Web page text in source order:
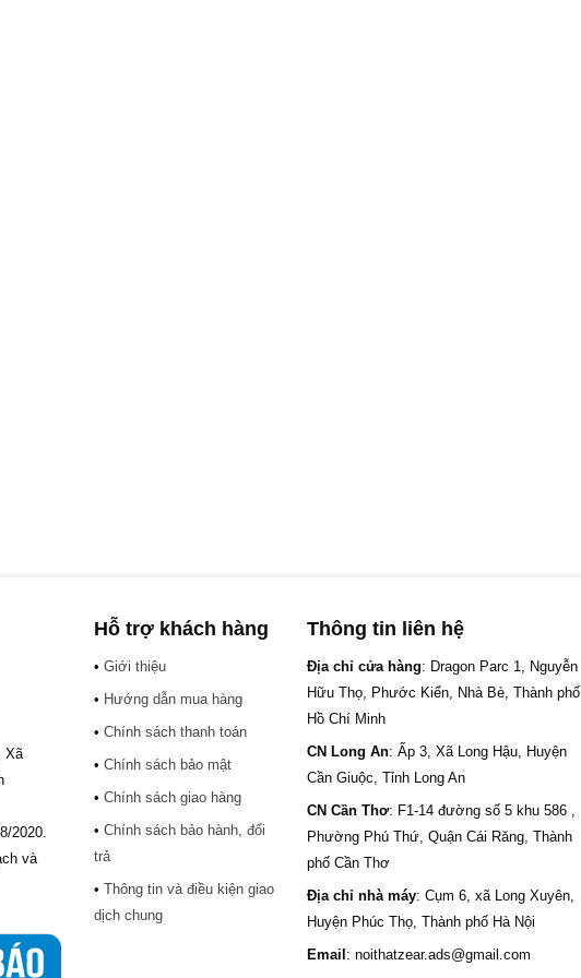
Xã
2020.
và
Hỗ trợ khách hàng
• Giới thiệu
• Hướng dẫn mua hàng
• Chính sách thanh toán
• Chính sách bảo mật
• Chính sách giao hàng
• Chính sách bảo hành, đổi
trả
• Thông tin và điều kiện giao
dịch chung
Thông tin liên hệ
Địa chỉ cửa hàng: Dragon Parc 1, Nguyễn
Hữu Thọ, Phước Kiển, Nhà Bè, Thành phố
Hồ Chí Minh
CN Long An: Ấp 3, Xã Long Hậu, Huyện
Cần Giuộc, Tỉnh Long An
CN Cần Thơ: F1-14 đường số 5 khu 586 ,
Phường Phú Thứ, Quận Cái Răng, Thành
phố Cần Thơ
Địa chỉ nhà máy: Cụm 6, xã Long Xuyên,
Huyện Phúc Thọ, Thành phố Hà Nội
Email: noithatzear.ads@gmail.com